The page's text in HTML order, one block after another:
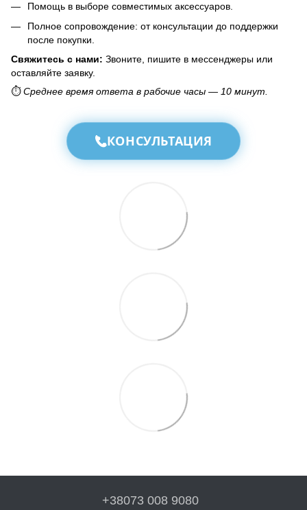
Помощь в выборе совместимых аксессуаров.
Полное сопровождение: от консультации до поддержки
после покупки.
Свяжитесь с нами: Звоните, пишите в мессенджеры или
оставляйте заявку.
⏱️Среднее время ответа в рабочие часы — 10 минут.
КОНСУЛЬТАЦИЯ
+38073 008 9080